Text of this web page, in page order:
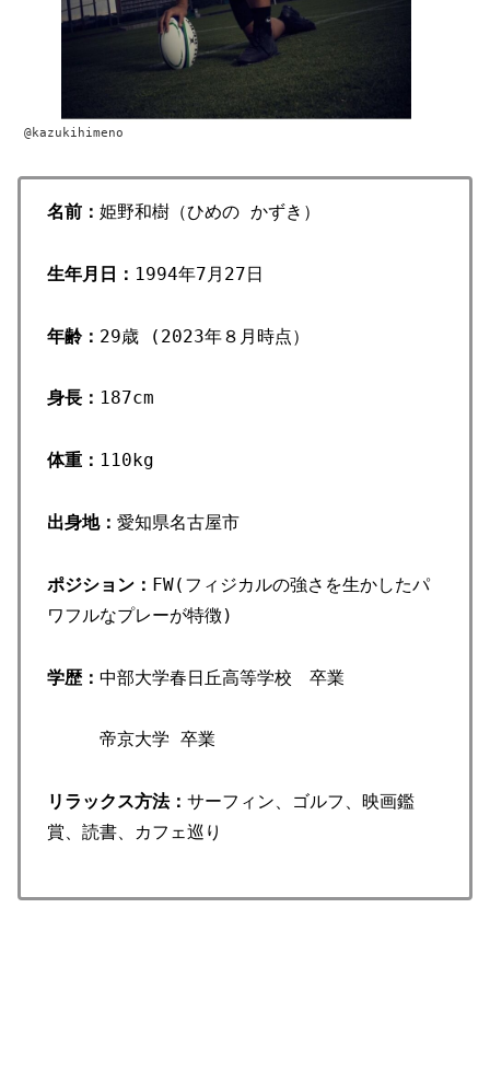
@kazukihimeno
名前： 姫野和樹（ひめの かずき）
生年月日： 1994年7月27日
年齢： 29歳 (2023年８月時点）
身長： 187cm
体重： 110kg
出身地： 愛知県名古屋市
ポジション： FW(フィジカルの強さを生かしたパ
ワフルなプレーが特徴)
学歴： 中部大学春日丘高等学校 卒業
帝京大学 卒業
リラックス方法： サーフィン、ゴルフ、映画鑑
賞、読書、カフェ巡り